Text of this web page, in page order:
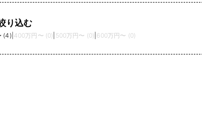
り込む
(4) 400万円〜 (0) 500万円〜 (0) 600万円〜 (0)